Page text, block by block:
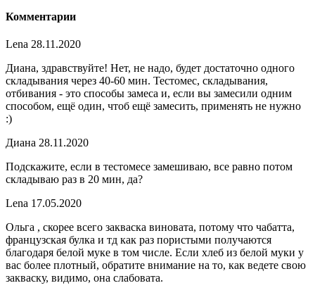
Комментарии
Lena 28.11.2020
Диана, здравствуйте! Нет, не надо, будет достаточно одного
складывания через 40-60 мин. Тестомес, складывания,
отбивания - это способы замеса и, если вы замесили одним
способом, ещё один, чтоб ещё замесить, применять не нужно
:)
Диана 28.11.2020
Подскажите, если в тестомесе замешиваю, все равно потом
складываю раз в 20 мин, да?
Lena 17.05.2020
Ольга , скорее всего закваска виновата, потому что чабатта,
французская булка и тд как раз пористыми получаются
благодаря белой муке в том числе. Если хлеб из белой муки у
вас более плотный, обратите внимание на то, как ведете свою
закваску, видимо, она слабовата.